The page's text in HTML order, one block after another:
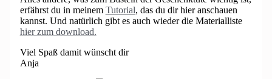
erfährst du in meinem Tutorial, das du dir hier anschauen
kannst. Und natürlich gibt es auch wieder die Materialliste
hier zum download.
Viel Spaß damit wünscht dir
Anja